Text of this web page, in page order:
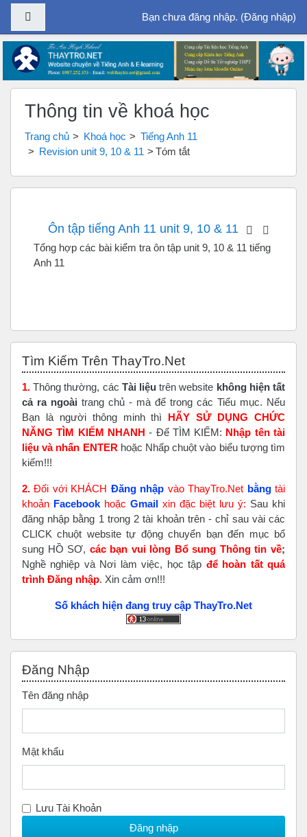
Chuyển tới nội dung chính
Bạn chưa đăng nhập. (Đăng nhập)
Thông tin về khoá học
Trang chủ Khoá học
Tiếng Anh 11
Revision unit 9, 10 & 11
Tóm tắt
Ôn tập tiếng Anh 11 unit 9, 10 & 11
Tổng hợp các bài kiểm tra ôn tập unit 9, 10 & 11 tiếng
Anh 11
Tìm Kiếm Trên ThayTro.Net
1. Thông thường, các Tài liệu trên website không hiện tất
cả ra ngoài trang chủ - mà để trong các Tiểu mục. Nếu
Bạn là người thông minh thì HÃY SỬ DỤNG CHỨC
NĂNG TÌM KIẾM NHANH - Để TÌM KIẾM: Nhập tên tài
liệu và nhấn ENTER hoặc Nhấp chuột vào biểu tượng tìm
kiếm!!!
2. Đối với KHÁCH Đăng nhập vào ThayTro.Net bằngtài
khoản Facebook hoặc Gmailxin đặc biệt lưu ý: Sau khi
đăng nhập bằng 1 trong 2 tài khoản trên - chỉ sau vài các
CLICK chuột website tự động chuyển bạn đến mục bổ
sung HỒ SƠ, các bạn vui lòng Bổ sung Thông tin về;
Nghề nghiệp và Nơi làm việc, học tập để hoàn tấtquá
trình Đăng nhập. Xin cảm ơn!!!
Số khách hiện đang truy cập ThayTro.Net
Đăng Nhập
Tên đăng nhập
Mật khẩu
Lưu Tài Khoản